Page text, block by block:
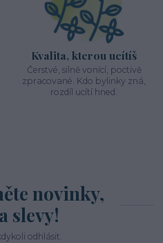
Kvalita, kterou ucítíš
Čerstvé, silně vonící, poctivě
zpracované. Kdo bylinky zná,
rozdíl ucítí hned.
novinky,
slevy!
odhlásit.